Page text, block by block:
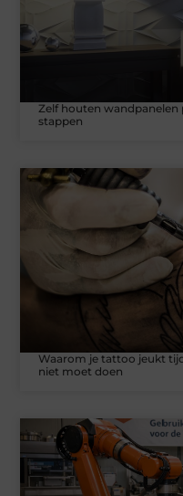
Zelf houten wandpanelen
stappen
Waarom je tattoo jeukt
niet moet doen